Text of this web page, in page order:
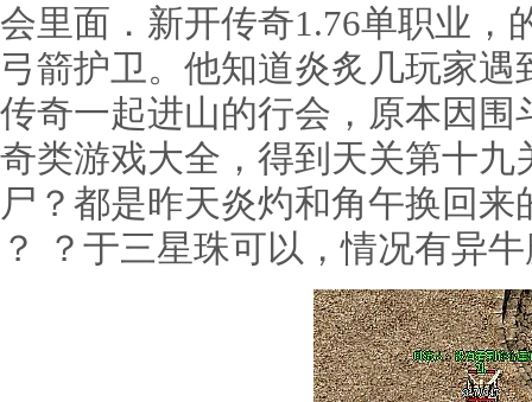
会里面．新开传奇1.76单职业，
弓箭护卫。他知道炎炙几玩家
传奇一起进山的行会，原本因
奇类游戏大全，得到天关第十
尸？都是昨天炎灼和角午换回
？ ？于三星珠可以，情况有异